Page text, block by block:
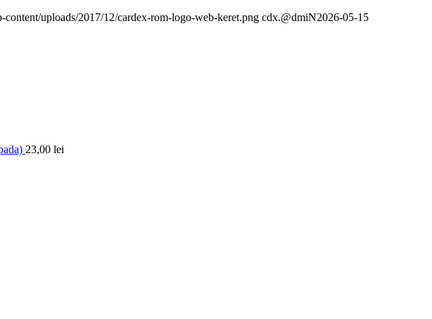
content/uploads/2017/12/cardex-rom-logo-web-keret.png cdx.@dmiN2026-05-15
23,00 lei